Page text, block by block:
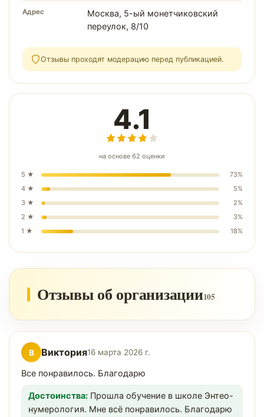
Адрес
Москва, 5-ый монетчиковский
переулок, 8/10
Отзывы проходят модерацию перед публикацией.
4.1
на основе 62 оценки
5 ★ 73%
4 ★ 5%
3 ★ 2%
2 ★ 3%
1 ★ 18%
Отзывы об организации105
В Виктория16 марта 2026 г.
Все понравилось. Благодарю
Достоинства: Прошла обучение в школе Энтео-
нумерология. Мне всё понравилось. Благодарю